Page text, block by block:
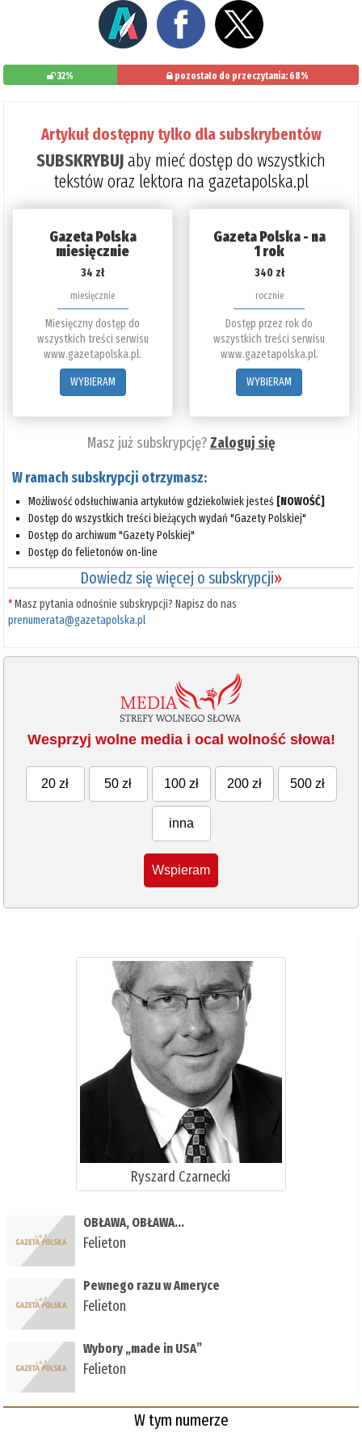
32% pozostało do przeczytania: 68%
Artykuł dostępny tylko dla subskrybentów
SUBSKRYBUJaby mieć dostęp do wszystkich
tekstów oraz lektora na gazetapolska.pl
Gazeta Polska
miesięcznie
34 zł
miesięcznie
Miesięczny dostęp do
wszystkich treści serwisu
www.gazetapolska.pl.
WYBIERAM
Gazeta Polska - na
1 rok
340 zł
rocznie
Dostęp przez rok do
wszystkich treści serwisu
www.gazetapolska.pl.
WYBIERAM
Masz już subskrypcję?Zaloguj się
W ramach subskrypcji otrzymasz:
Możliwość odsłuchiwania artykułów gdziekolwiek jesteś [NOWOŚĆ]
Dostęp do wszystkich treści bieżących wydań "Gazety Polskiej"
Dostęp do archiwum "Gazety Polskiej"
Dostęp do felietonów on-line
Dowiedz się więcej o subskrypcji»
*Masz pytania odnośnie subskrypcji? Napisz do nas
prenumerata@gazetapolska.pl
Wesprzyj wolne media i ocal wolność słowa!
20 zł 50 zł 100 zł 200 zł 500 zł
inna
Wspieram
Ryszard Czarnecki
OBŁAWA, OBŁAWA...
Felieton
Pewnego razu w Ameryce
Felieton
Wybory „made in USA”
Felieton
W tym numerze